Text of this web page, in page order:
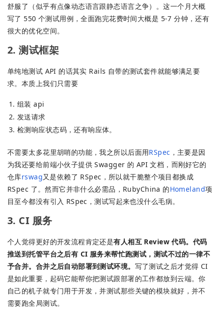
舒服了（似乎有点像动态语言跟静态语言之争）。这一个月大概
写了 550 个测试用例，全面跑完花费时间大概是 5-7 分钟，还有
很大的优化空间。
2. 测试框架
单纯地测试 API 的话其实 Rails 自带的测试套件就能够满足要
求。本质上我们只需要
组装 api
发送请求
检测响应状态码，还有响应体。
不需要太多花里胡哨的功能，我之所以后面用RSpec ，主要是因
为我还要给前端小伙子提供 Swagger 的 API 文档，而刚好它的
仓库rswag又是依赖了 RSpec，所以就干脆整个项目都换成
RSpec 了。然而它并非什么必需品，RubyChina 的Homeland项
目至今都没有引入 RSpec，测试写起来也没什么毛病。
3. CI 服务
个人觉得更好的开发流程肯定还是有人相互 Review 代码。代码
推送到托管平台之后有 CI 服务来帮忙跑测试，测试不过的一律不
予合并。合并之后自动部署到测试环境。 写了测试之后才觉得 CI
是如此重要，起码它能帮你把测试跟部署的工作都放到云端。你
自己的机子就专门用于开发，并测试那些关键的模块就好，并不
需要跑全局测试。